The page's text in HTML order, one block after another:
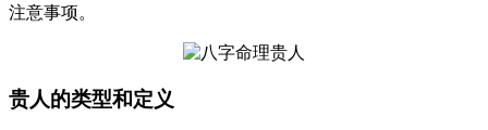
注意事项。
贵人的类型和定义